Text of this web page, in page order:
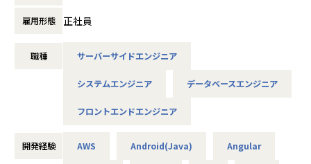
ご志向／ご希望に応じて、プロジェクトを決定しますので、
是非面接でお話しください！
◆取引業界
・ システム要件定義・設計（上流）SE
※ご志向・ご希望に応じて、プロジェクトを決定します
雇用形態 正社員
職種 サーバーサイドエンジニア
システムエンジニア データベースエンジニア
フロントエンドエンジニア
開発経験 AWS Android(Java) Angular